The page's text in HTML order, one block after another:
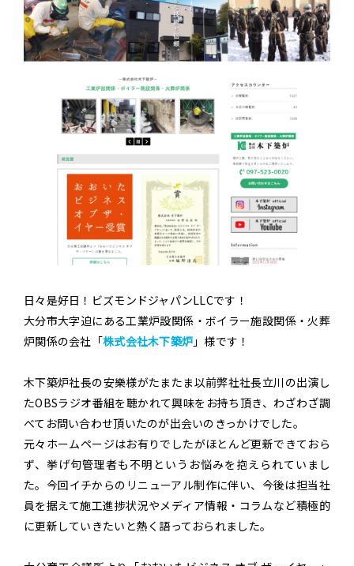
日々是好日！ビズモンドジャパンLLCです！
大分市大字迫にある工業炉設関係・ボイラー施設関係・火葬
炉関係の会社「株式会社木下築炉 」様です！
木下築炉社長の安樂様がたまたま以前弊社社長立川の出演し
たOBSラジオ番組を聴かれて興味をお持ち頂き、わざわざ調
べてお問い合わせ頂いたのが出会いのきっかけでした。
元々ホームページはお有りでしたがほとんど更新できておら
ず、挙げ句管理者も不明というお悩みを抱えられていまし
た。今回イチからのリニューアル制作に伴い、今後は担当社
員を据えて施工進捗状況やメディア情報・コラムなど積極的
に更新していきたいと熱く語っておられました。